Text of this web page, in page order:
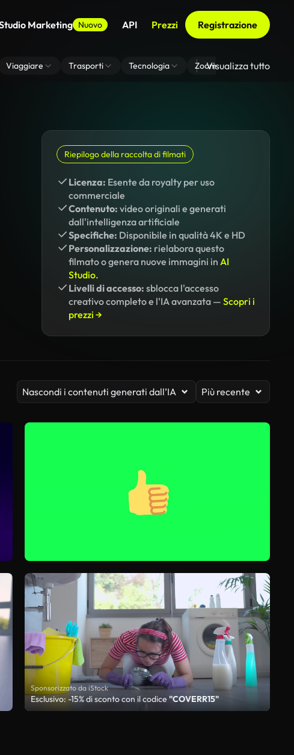
Marketing Nuovo API Prezzi Registrazione
Viaggiare Trasporti Tecnologia Zoom Di Sfondo Virtuale
Visualizza tutto
Riepilogo della raccolta di filmati
Licenza: Esente da royalty per uso
commerciale
Contenuto: video originali e generati
dall'intelligenza artificiale
Specifiche: Disponibile in qualità 4K e HD
Personalizzazione: rielabora questo
filmato o genera nuove immagini in AI
Studio.
Livelli di accesso: sblocca l'accesso
creativo completo e l'IA avanzata — Scopri i
prezzi →
Nascondi i contenuti generati dall’IA Più recente
Sponsorizzato da iStock
Esclusivo: -15% di sconto con il codice "COVERR15"